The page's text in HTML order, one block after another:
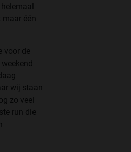
één
voor de
wij staan
zo veel
run die